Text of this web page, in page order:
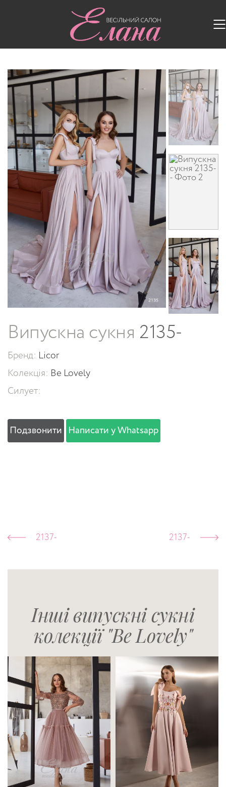
Випускні сукні
Випускна сукня 2135-
Бренд: Licor
Колекція: Be Lovely
Силует:
Подзвонити Написати у Whatsapp
2137- 2137-
Інші випускні сукні
колекції "Be Lovely"